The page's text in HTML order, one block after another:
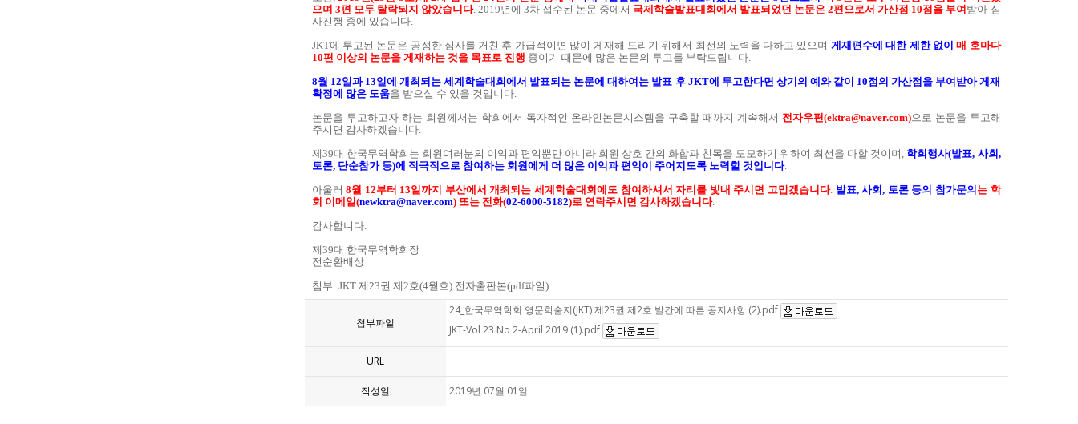
으며 3편 모두 탈락되지 않았습니다. 2019년에 3차 접수된 논문 중에서 국제학술발표대회에서 발표되었던 논문은 2편으로서 가산점 10점을 부여 받아 심
사진행 중에 있습니다.
JKT에 투고된 논문은 공정한 심사를 거친 후 가급적이면 많이 게재해 드리기 위해서 최선의 노력을 다하고 있으며 게재편수에 대한 제한 없이 매 호마다
10편 이상의 논문을 게재하는 것을 목표로 진행 중이기 때문에 많은 논문의 투고를 부탁드립니다.
8월 12일과 13일에 개최되는 세계학술대회에서 발표되는 논문에 대하여는 발표 후 JKT에 투고한다면 상기의 예와 같이 10점의 가산점을 부여받아 게재
확정에 많은 도움을 받으실 수 있을 것입니다.
논문을 투고하고자 하는 회원께서는 학회에서 독자적인 온라인논문시스템을 구축할 때까지 계속해서 전자우편(ektra@naver.com)으로 논문을 투고해
주시면 감사하겠습니다.
제39대 한국무역학회는 회원여러분의 이익과 편익뿐만 아니라 회원 상호 간의 화합과 친목을 도모하기 위하여 최선을 다할 것이며, 학회행사(발표, 사회,
토론, 단순참가 등)에 적극적으로 참여하는 회원에게 더 많은 이익과 편익이 주어지도록 노력할 것입니다.
아울러8월 12부터 13일까지 부산에서 개최되는 세계학술대회에도 참여하셔서 자리를 빛내 주시면 고맙겠습니다. 발표, 사회, 토론 등의 참가문의 는 학
회 이메일(newktra@naver.com) 또는 전화(02-6000-5182)로 연락주시면 감사하겠습니다.
감사합니다.
제39대 한국무역학회장
전순환배상
첨부: JKT 제23권 제2호(4월호) 전자출판본(pdf파일)
첨부파일
24_한국무역학회 영문학술지(JKT) 제23권 제2호 발간에 따른 공지사항 (2).pdf
JKT-Vol 23 No 2-April 2019 (1).pdf
URL
작성일 2019년 07월 01일